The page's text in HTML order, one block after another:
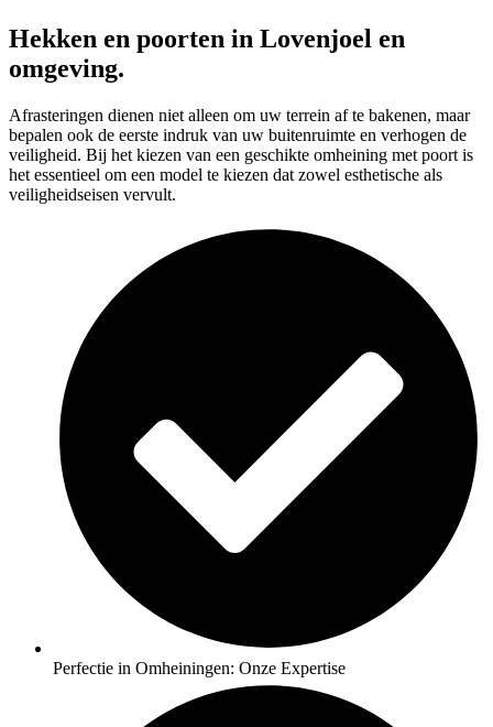
Hekken en poorten in Lovenjoel en
omgeving.
Afrasteringen dienen niet alleen om uw terrein af te bakenen, maar
bepalen ook de eerste indruk van uw buitenruimte en verhogen de
veiligheid. Bij het kiezen van een geschikte omheining met poort is
het essentieel om een model te kiezen dat zowel esthetische als
veiligheidseisen vervult.
Perfectie in Omheiningen: Onze Expertise